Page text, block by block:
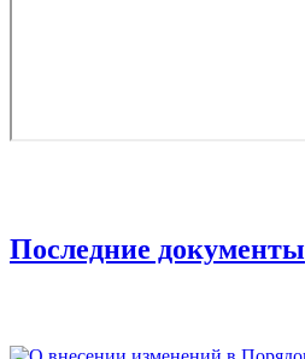
Последние документы